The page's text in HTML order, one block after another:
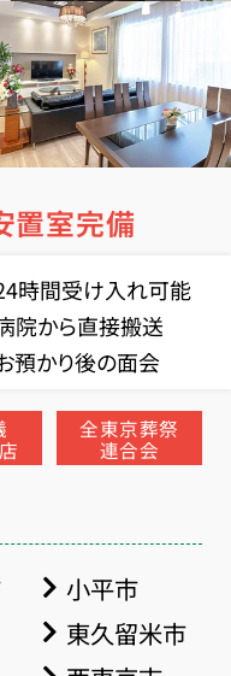
置室完備
時間受け入れ可能
院から直接搬送
預かり後の面会
全東京葬祭
連合会
小平市
東久留米市